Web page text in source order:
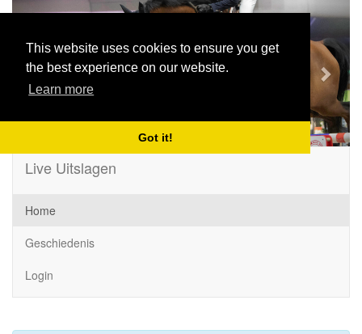
This website uses cookies to ensure you get
the best experience on our website.
Learn more
Got it!
Previous Next
Live Uitslagen
Home
Geschiedenis
Login